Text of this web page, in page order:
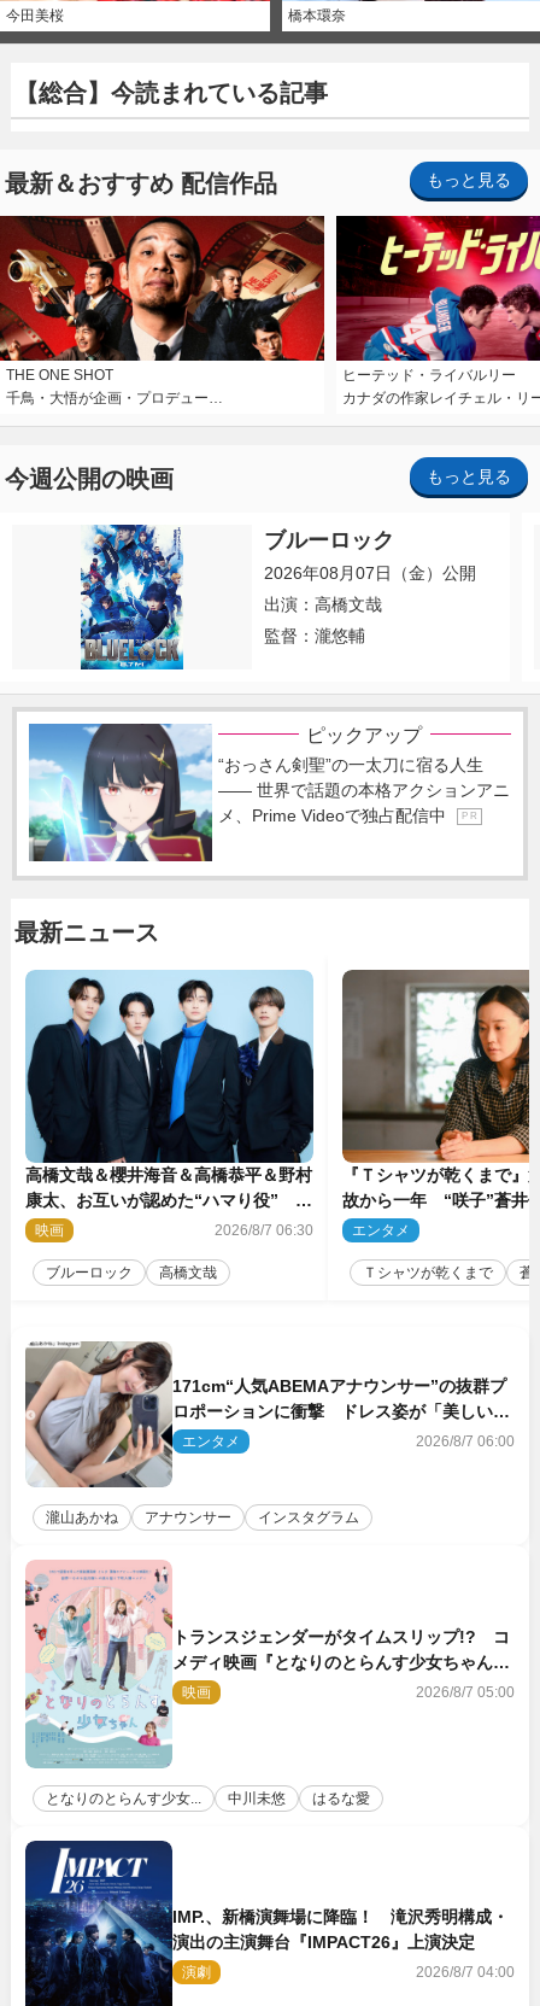
今田美桜 橋本環奈
【総合】今読まれている記事
最新＆おすすめ 配信作品 もっと見る
THE ONE SHOT
千鳥・大悟が企画・プロデュー…
ヒーテッド・ライバルリー
カナダの作家レイチェル・リ
今週公開の映画 もっと見る
ブルーロック
2026年08月07日（金）公開
出演：高橋文哉
監督：瀧悠輔
ピックアップ
“おっさん剣聖”の一太刀に宿る人生
―― 世界で話題の本格アクションアニ
メ、Prime Videoで独占配信中
P R
最新ニュース
高橋文哉＆櫻井海音＆高橋恭平＆野村
康太、お互いが認めた“ハマり役”
『ブルーロック』で築いた最高のチー
映画 2026/8/7 06:30
ブルーロック 高橋文哉
『Ｔシャツが乾くまで』
故から一年 “咲子”蒼井
島歩は心を許しあえる関
エンタメ
Ｔシャツが乾くまで 蒼
171cm“人気ABEMAアナウンサー”の抜群プ
ロポーションに衝撃 ドレス姿が「美しい」
「品がありすぎる」
エンタメ 2026/8/7 06:00
瀧山あかね アナウンサー インスタグラム
トランスジェンダーがタイムスリップ!? コ
メディ映画『となりのとらんす少女ちゃん』
11.7公開決定
映画 2026/8/7 05:00
となりのとらんす少女... 中川未悠 はるな愛
IMP.、新橋演舞場に降臨！ 滝沢秀明構成・
演出の主演舞台『IMPACT26』上演決定
演劇 2026/8/7 04:00